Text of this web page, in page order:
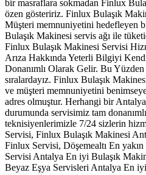
bir masraflara sokmadan Finlux
özen gösteririz. Finlux Bulaşık
Müşteri memnuniyetini hedefleyen
Bulaşık Makinesi servis ağı ile
Finlux Bulaşık Makinesi Servisi
Arıza Hakkında Yeterli Bilgiyi
Donanımlı Olarak Gelir. Bu
sıralardayız. Finlux Bulaşık
ve müşteri memnuniyetini
adres olmuştur. Herhangi bir
durumunda servisimiz tam
teknisiyenlerimizle 7/24 sizlerin
Servisi, Finlux Bulaşık Makinesi
Finlux Servisi, Döşemealtı En
Servisi Antalya En iyi Bulaşık
Beyaz Eşya Servisleri Antalya En